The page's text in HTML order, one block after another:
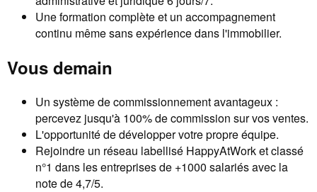
Une formation complète et un accompagnement
continu même sans expérience dans l'immobilier.
Vous demain
Un système de commissionnement avantageux :
percevez jusqu'à 100% de commission sur vos ventes.
L'opportunité de développer votre propre équipe.
Rejoindre un réseau labellisé HappyAtWork et classé
n°1 dans les entreprises de +1000 salariés avec la
note de 4,7/5.